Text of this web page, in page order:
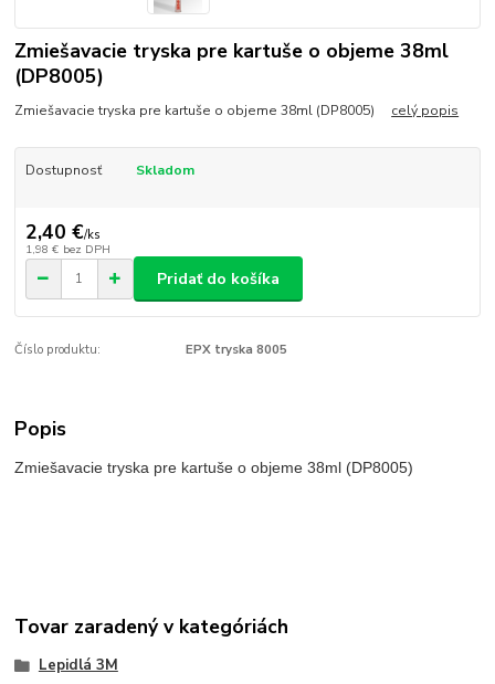
Zmiešavacie tryska pre kartuše o objeme 38ml
(DP8005)
Zmiešavacie tryska pre kartuše o objeme 38ml (DP8005) celý popis
Dostupnosť Skladom
2,40 €/ks
1,98 € bez DPH
Pridať do košíka
Číslo produktu: EPX tryska 8005
Popis
Zmiešavacie tryska pre kartuše o objeme 38ml (DP8005)
Tovar zaradený v kategóriách
Lepidlá 3M